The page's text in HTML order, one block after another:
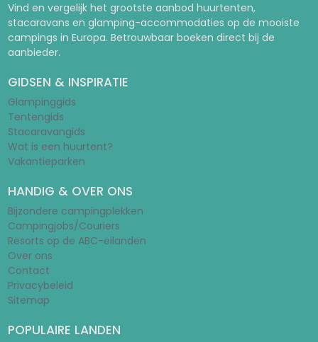
Vind en vergelijk het grootste aanbod huurtenten,
stacaravans en glamping-accommodaties op de mooiste
campings in Europa. Betrouwbaar boeken direct bij de
aanbieder.
GIDSEN & INSPIRATIE
Glampinggids
Tentengids
Stacaravangids
Wat is een huurtent?
Vakantieparken
HANDIG & OVER ONS
Bijzondere campingplekken
Campingjobs/Couriers
Resorts op de ABC-eilanden
Over ons
Contact
Privacybeleid
Sitemap
POPULAIRE LANDEN